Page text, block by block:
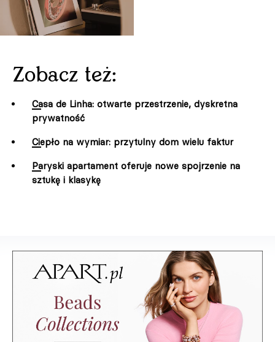
Zobacz też:
Casa de Linha: otwarte przestrzenie, dyskretna
prywatność
Ciepło na wymiar: przytulny dom wielu faktur
Paryski apartament oferuje nowe spojrzenie na
sztukę i klasykę